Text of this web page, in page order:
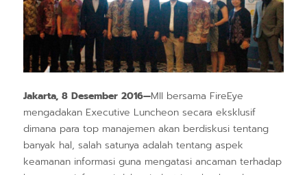
Jakarta, 8 Desember 2016—MII bersama FireEye
mengadakan Executive Luncheon secara eksklusif
dimana para top manajemen akan berdiskusi tentang
banyak hal, salah satunya adalah tentang aspek
keamanan informasi guna mengatasi ancaman terhadap